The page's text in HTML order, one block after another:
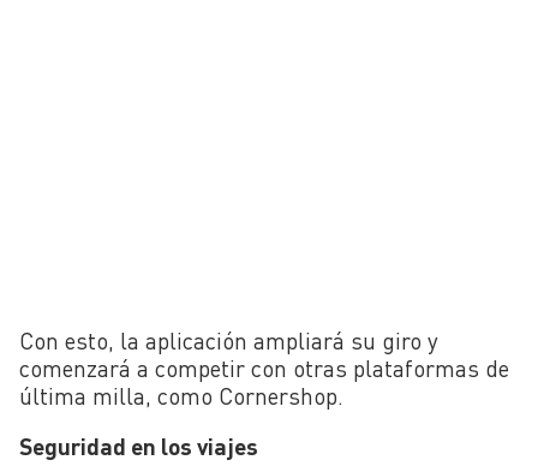
Con esto, la aplicación ampliará su giro y
comenzará a competir con otras plataformas de
última milla, como Cornershop.
Seguridad en los viajes